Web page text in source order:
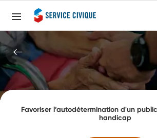
Favoriser l’autodétermination d'un
handicap